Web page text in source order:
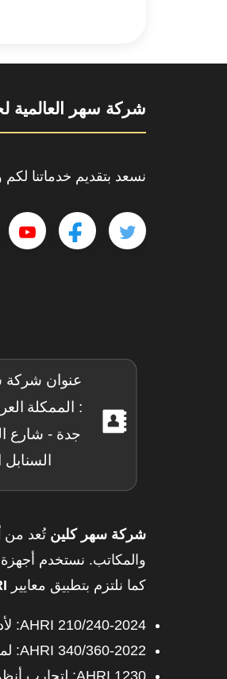
شركة سهر العالمية
نسعد بتقديم خدماتنا
تابعنا تابعنا
عنوان شركة
: الممكلة
جدة - شارع
شركة سهر كلين تُعد من
والمكاتب. نستخدم
كما نلتزم بتطبيق معايير
AHRI 210/240-2024: لأداء وكفاءة وحدات التكييف السكنية.
AHRI 340/360-2022: لمعايير الأداء التجاري والصناعي.
AHRI 1230: لتجارب أنظمة تدفق المبرد المتغير (VRF).